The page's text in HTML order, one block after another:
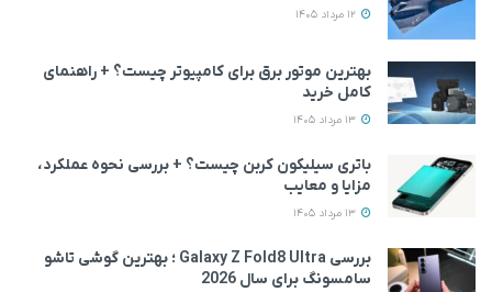
بهترین موتور برق برای کامپیوتر چیست؟ + راهنمای
کامل خرید
باتری سیلیکون کربن چیست؟ + بررسی نحوه عملکرد،
مزایا و معایب
بررسی Galaxy Z Fold8 Ultra ؛ بهترین گوشی تاشو
سامسونگ برای سال 2026